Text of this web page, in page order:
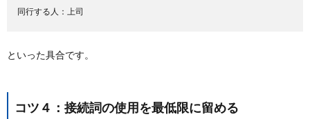
同行する人：上司
といった具合です。
コツ４：接続詞の使用を最低限に留める